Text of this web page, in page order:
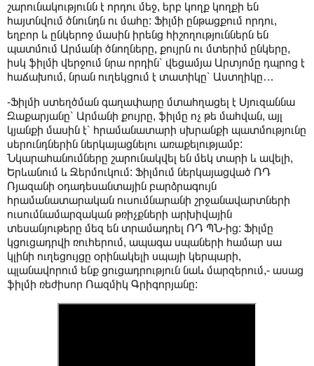
շարունակությունն է որդու մեջ, երբ կողք կողքի են
հայտնվում ծնունդն ու մահը: Ֆիլմի ընթացքում որդու,
եղբոր և ընկերոջ մասին իրենց հիշողություններն են
պատմում Արմանի ծնողները, քույրն ու մտերիմ ընկերը,
իսկ ֆիլմի վերջում նրա որդին՝ վեցամյա Արտյոմը դպրոց է
հաճախում, նրան ուղեկցում է տատիկը՝ Աստղիկը…
-Ֆիլմի ստեղծման գաղափարը մտահղացել է Սյուզաննա
Զաքարյանը՝ Արմանի քույրը, ֆիլմը ոչ թե մահվան, այլ
կյանքի մասին է՝ հրամանատարի սխրանքի պատմությունը
սերունդներին ներկայացնելու առաքելությամբ:
Նկարահանումները շարունակվել են մեկ տարի և ավելի,
Երևանում և Ջերմուկում: Ֆիլմում ներկայացված ՌԴ
Ռյազանի օդադեսանտային բարձրագույն
հրամանատարական ուսումնարանի շրջանավարտների
ուսումնամարզական թռիչքների արխիվային
տեսանյութերը մեզ են տրամադրել ՌԴ ՊՆ-ից: Ֆիլմը
կցուցադրվի ռուհերում, ապագա սպաների համար սա
կլինի ուղեցույցը օրինակելի սպայի կերպարի,
պլանավորում ենք ցուցադրություն նաև մարզերում,- ասաց
ֆիլմի ռեժիսոր Ռազմիկ Գրիգորյանը: